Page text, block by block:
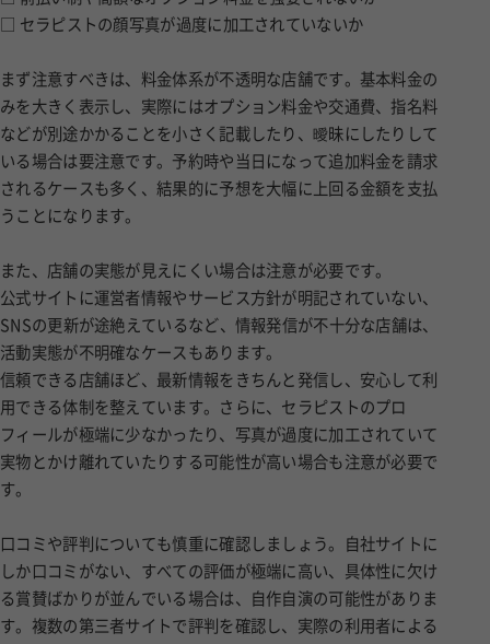
□ セラピストの顔写真が過度に加工されていないか
まず注意すべきは、料金体系が不透明な店舗です。基本料金の
みを大きく表示し、実際にはオプション料金や交通費、指名料
などが別途かかることを小さく記載したり、曖昧にしたりして
いる場合は要注意です。予約時や当日になって追加料金を請求
されるケースも多く、結果的に予想を大幅に上回る金額を支払
うことになります。
また、店舗の実態が見えにくい場合は注意が必要です。
公式サイトに運営者情報やサービス方針が明記されていない、
SNSの更新が途絶えているなど、情報発信が不十分な店舗は、
活動実態が不明確なケースもあります。
信頼できる店舗ほど、最新情報をきちんと発信し、安心して利
用できる体制を整えています。さらに、セラピストのプロ
フィールが極端に少なかったり、写真が過度に加工されていて
実物とかけ離れていたりする可能性が高い場合も注意が必要で
す。
口コミや評判についても慎重に確認しましょう。自社サイトに
しか口コミがない、すべての評価が極端に高い、具体性に欠け
る賞賛ばかりが並んでいる場合は、自作自演の可能性がありま
す。複数の第三者サイトで評判を確認し、実際の利用者による